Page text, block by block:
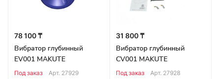
78 100 ₸
Вибратор глубинный
EV001 MAKUTE
Под заказ Арт. 27929
31 800 ₸
Вибратор глубинный
CV001 MAKUTE
Под заказ Арт. 27928